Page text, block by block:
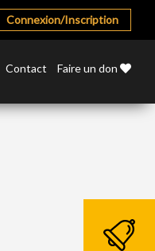
Connexion/Inscription
Contact Faire un don